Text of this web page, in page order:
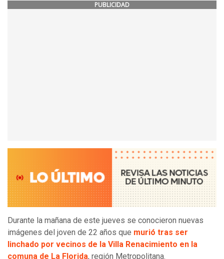
PUBLICIDAD
Durante la mañana de este jueves se conocieron nuevas
imágenes del joven de 22 años que murió tras ser
linchado por vecinos de la Villa Renacimiento en la
comuna de La Florida, región Metropolitana.